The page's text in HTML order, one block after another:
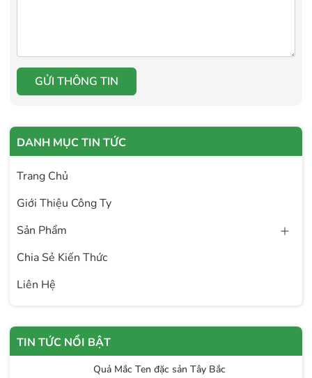
GỬI THÔNG TIN
DANH MỤC TIN TỨC
Trang Chủ
Giới Thiệu Công Ty
Sản Phẩm
Chia Sẻ Kiến Thức
Liên Hệ
TIN TỨC NỔI BẬT
Quả Mắc Ten đặc sản Tây Bắc